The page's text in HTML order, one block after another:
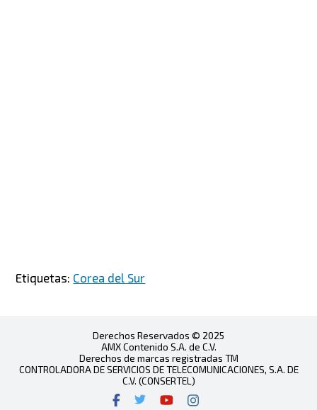
Etiquetas: Corea del Sur
Derechos Reservados © 2025
AMX Contenido S.A. de C.V.
Derechos de marcas registradas TM
CONTROLADORA DE SERVICIOS DE TELECOMUNICACIONES, S.A. DE
C.V. (CONSERTEL)